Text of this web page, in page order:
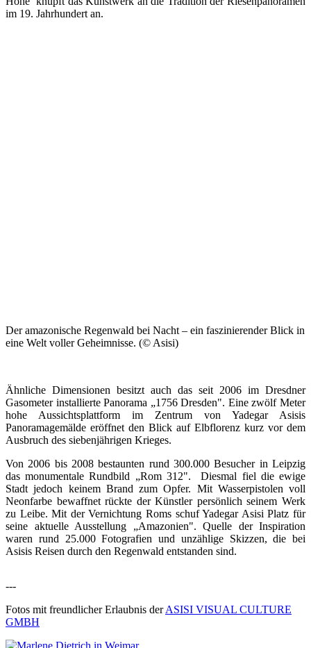
im 19. Jahrhundert an.
Der amazonische Regenwald bei Nacht – ein faszinierender Blick in
eine Welt voller Geheimnisse. (© Asisi)
Ähnliche Dimensionen besitzt auch das seit 2006 im Dresdner
Gasometer installierte Panorama „1756 Dresden". Eine zwölf Meter
hohe Aussichtsplattform im Zentrum von Yadegar Asisis
Panoramagemälde eröffnet den Blick auf Elbflorenz kurz vor dem
Ausbruch des siebenjährigen Krieges.
Von 2006 bis 2008 bestaunten rund 300.000 Besucher in Leipzig
das monumentale Rundbild „Rom 312". Diesmal fiel die ewige
Stadt jedoch keinem Brand zum Opfer. Mit Wasserpistolen voll
Neonfarbe bewaffnet rückte der Künstler persönlich seinem Werk
zu Leibe. Mit der Vernichtung Roms schuf Yadegar Asisi Platz für
seine aktuelle Ausstellung „Amazonien". Quelle der Inspiration
waren rund 25.000 Fotografien und unzählige Skizzen, die bei
Asisis Reisen durch den Regenwald entstanden sind.
---
Fotos mit freundlicher Erlaubnis derASISI VISUAL CULTURE
GMBH